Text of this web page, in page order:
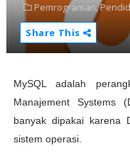
Pemrograman,
Share This
MySQL adalah
Manajement Systems
banyak dipakai karena
sistem operasi.